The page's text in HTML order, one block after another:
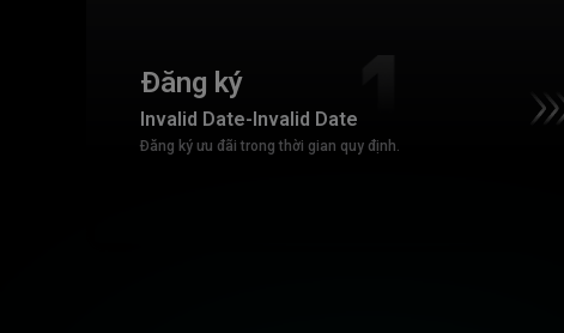
Đăng ký
Invalid Date-Invalid Date
Đăng ký ưu đãi trong thời gian quy định.